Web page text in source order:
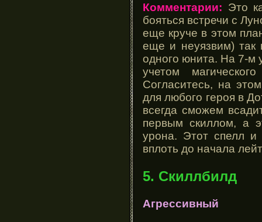
Комментарии: Это
бояться встречи с
еще круче в этом
еще и неуязвим) так
одного юнита. На 7-м
учетом
Согласитесь, на
для любого героя в
всегда сможем
первым скиллом, а
урона. Этот спелл и
вплоть до начала
5. Скиллбилд
Агрессивный